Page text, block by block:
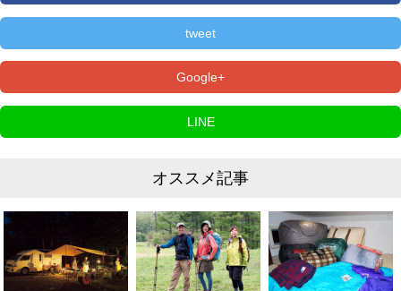
tweet
Google+
LINE
オススメ記事